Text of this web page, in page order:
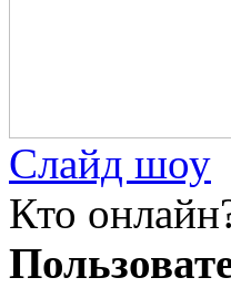
Слайд шоу
Кто